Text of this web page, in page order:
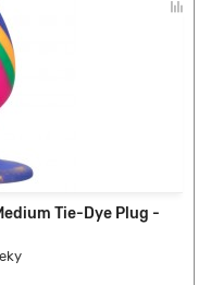
Tie-Dye Plug -